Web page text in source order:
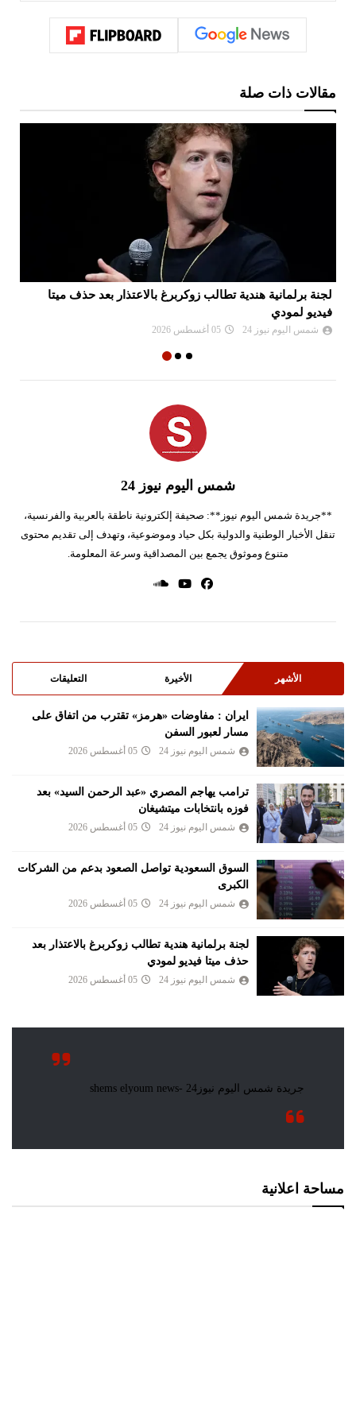
مقالات ذات صلة
لجنة برلمانية هندية تطالب زوكربرغ بالاعتذار بعد حذف ميتا
فيديو لمودي
شمس اليوم نيوز 24 05 أغسطس 2026
شمس اليوم نيوز 24
**جريدة شمس اليوم نيوز**: صحيفة إلكترونية ناطقة بالعربية والفرنسية،
تنقل الأخبار الوطنية والدولية بكل حياد وموضوعية، وتهدف إلى تقديم محتوى
متنوع وموثوق يجمع بين المصداقية وسرعة المعلومة.
الأشهر الأخيرة التعليقات
ايران : مفاوضات «هرمز» تقترب من اتفاق على
مسار لعبور السفن
شمس اليوم نيوز 24 05 أغسطس 2026
ترامب يهاجم المصري «عبد الرحمن السيد» بعد
فوزه بانتخابات ميتشيغان
شمس اليوم نيوز 24 05 أغسطس 2026
السوق السعودية تواصل الصعود بدعم من الشركات
الكبرى
شمس اليوم نيوز 24 05 أغسطس 2026
لجنة برلمانية هندية تطالب زوكربرغ بالاعتذار بعد
حذف ميتا فيديو لمودي
شمس اليوم نيوز 24 05 أغسطس 2026
مساحة اعلانية